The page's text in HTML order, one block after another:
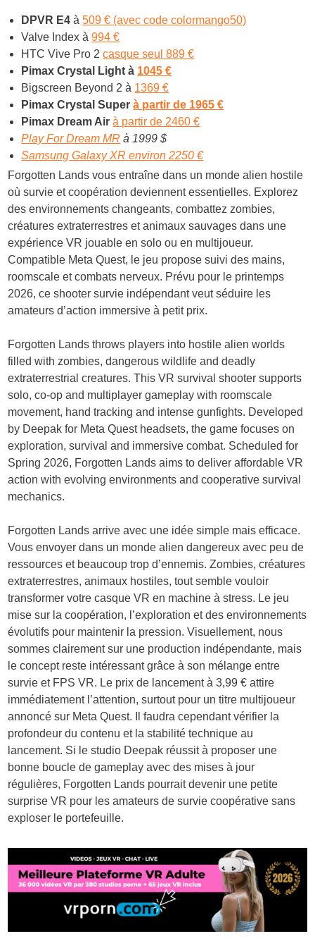
DPVR E4 à509 € (avec code colormango50)
Valve Index à994 €
HTC Vive Pro 2casque seul 889 €
Pimax Crystal Light à 1045 €
Bigscreen Beyond 2 à 1369 €
Pimax Crystal Super à partir de 1965 €
Pimax Dream Air à partir de 2460 €
Play For Dream MR à 1999 $
Samsung Galaxy XR environ 2250 €
Forgotten Lands vous entraîne dans un monde alien hostile
où survie et coopération deviennent essentielles. Explorez
des environnements changeants, combattez zombies,
créatures extraterrestres et animaux sauvages dans une
expérience VR jouable en solo ou en multijoueur.
Compatible Meta Quest, le jeu propose suivi des mains,
roomscale et combats nerveux. Prévu pour le printemps
2026, ce shooter survie indépendant veut séduire les
amateurs d’action immersive à petit prix.
Forgotten Lands throws players into hostile alien worlds
filled with zombies, dangerous wildlife and deadly
extraterrestrial creatures. This VR survival shooter supports
solo, co-op and multiplayer gameplay with roomscale
movement, hand tracking and intense gunfights. Developed
by Deepak for Meta Quest headsets, the game focuses on
exploration, survival and immersive combat. Scheduled for
Spring 2026, Forgotten Lands aims to deliver affordable VR
action with evolving environments and cooperative survival
mechanics.
Forgotten Lands arrive avec une idée simple mais efficace.
Vous envoyer dans un monde alien dangereux avec peu de
ressources et beaucoup trop d’ennemis. Zombies, créatures
extraterrestres, animaux hostiles, tout semble vouloir
transformer votre casque VR en machine à stress. Le jeu
mise sur la coopération, l’exploration et des environnements
évolutifs pour maintenir la pression. Visuellement, nous
sommes clairement sur une production indépendante, mais
le concept reste intéressant grâce à son mélange entre
survie et FPS VR. Le prix de lancement à 3,99 € attire
immédiatement l’attention, surtout pour un titre multijoueur
annoncé sur Meta Quest. Il faudra cependant vérifier la
profondeur du contenu et la stabilité technique au
lancement. Si le studio Deepak réussit à proposer une
bonne boucle de gameplay avec des mises à jour
régulières, Forgotten Lands pourrait devenir une petite
surprise VR pour les amateurs de survie coopérative sans
exploser le portefeuille.